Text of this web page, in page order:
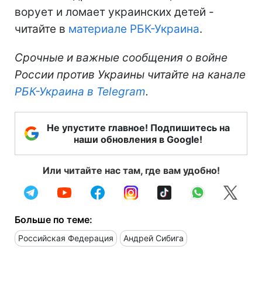
ворует и ломает украинских детей -
читайте в материале РБК-Украина.
Срочные и важные сообщения о войне
России против Украины читайте на канале
РБК-Украина в Telegram.
Не упустите главное! Подпишитесь на
наши обновления в Google!
Или читайте нас там, где вам удобно!
Больше по теме:
Российская Федерация Андрей Сибига